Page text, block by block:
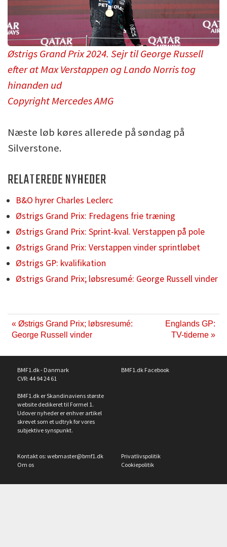
Østrigs Grand Prix 2024. Sejr til George Russell
efter at Max Verstappen og Lando Norris tog
hinanden ud
Copyright Mercedes AMG
Næste løb køres allerede på søndag på
Silverstone.
RELATEREDE NYHEDER
B&O hyrer Charles Leclerc
Østrigs Grand Prix: Fredagens frie træning
Østrigs Grand Prix: Sprint-kval. Verstappen på pole
Østrigs Grand Prix: Verstappen vinder sprintløbet
Østrigs GP: kvalifikation
Østrigs Grand Prix; løbsresumé: George Russell vinder
« Østrigs Grand Prix; løbsresumé:
George Russell vinder
Englands GP:
TV-tiderne »
BMF1.dk - Danmark
CVR: 44 94 24 61
BMF1.dk er Skandinaviens største
website dedikeret til Formel 1.
Udover nyheder er enhver artikel
skrevet som et udtryk for vores
subjektive synspunkt.
BMF1.dk Facebook
Kontakt os: webmaster@bmf1.dk
Om os
Privatlivspolitik
Cookiepolitik